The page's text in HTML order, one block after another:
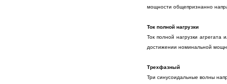
мощности общепризнанно
Ток полной нагрузки
Ток полной нагрузки
достижении номинальной
Трехфазный
Три синусоидальные волны